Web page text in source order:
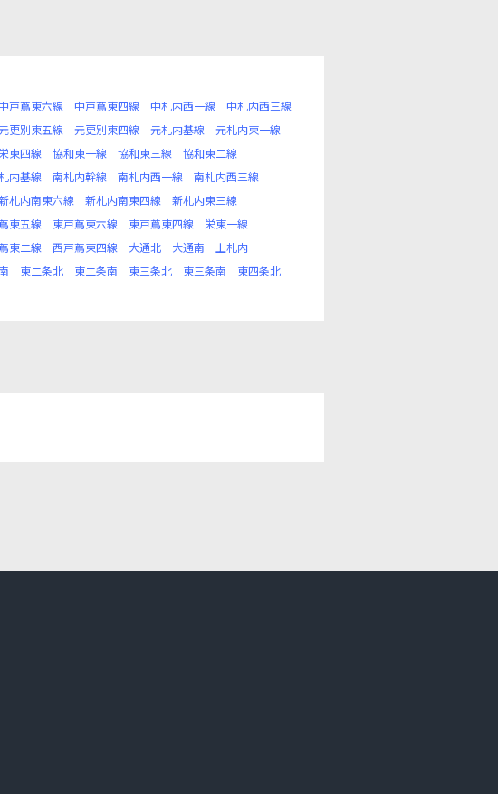
中戸蔦東六線 中戸蔦東四線 中札内西一線
中札内西三線
更別東五線 元更別東四線 元札内基線
元札内東一線
東四線 協和東一線 協和東三線
協和東二線
内基線 南札内幹線 南札内西一線
南札内西三線
札内南東六線 新札内南東四線
新札内東三線
東五線 東戸蔦東六線 東戸蔦東四線
栄東一線
東二線 西戸蔦東四線 大通北 大通南
上札内
東二条北 東二条南 東三条北 東三条南
東四条北